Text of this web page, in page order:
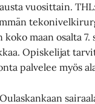
vuosittain.
maan osalta 7.
Opiskelijat
palvelee myös